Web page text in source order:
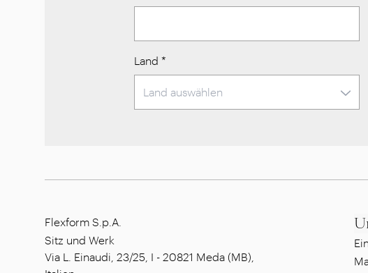
Land *
Flexform S.p.A.
Sitz und Werk
Via L. Einaudi, 23/25, I - 20821 Meda (MB),